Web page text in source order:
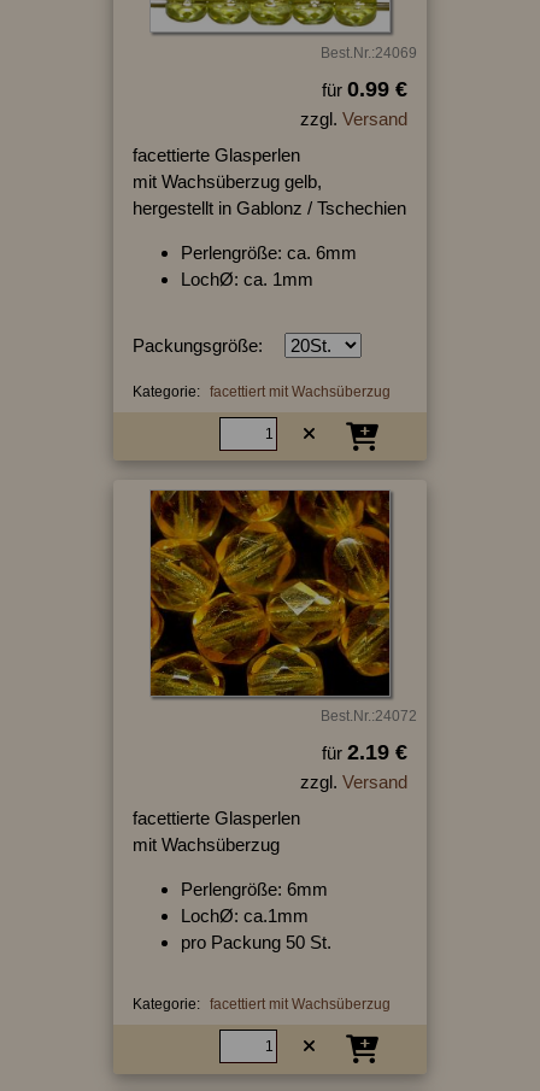
Best.Nr.:24069
für 0.99 €
zzgl. Versand
facettierte Glasperlen
mit Wachsüberzug gelb,
hergestellt in Gablonz / Tschechien
Perlengröße: ca. 6mm
LochØ: ca. 1mm
Packungsgröße:
Kategorie: facettiert mit Wachsüberzug
Best.Nr.:24072
für 2.19 €
zzgl. Versand
facettierte Glasperlen
mit Wachsüberzug
Perlengröße: 6mm
LochØ: ca.1mm
pro Packung 50 St.
Kategorie: facettiert mit Wachsüberzug